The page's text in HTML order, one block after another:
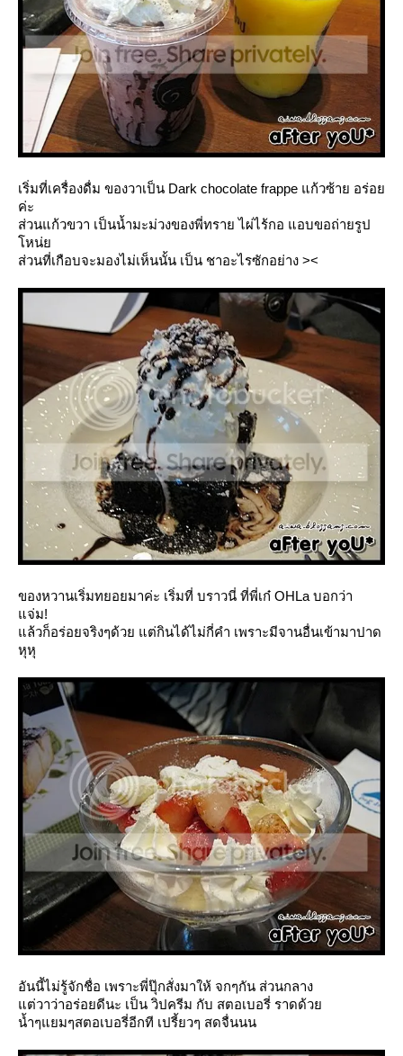
เริ่มที่เครื่องดื่ม ของวาเป็น Dark chocolate frappe แก้วซ้าย อร่อ
ค่ะ
ส่วนแก้วขวา เป็นน้ำมะม่วงของพี่ทราย ไผ่ไร้กอ แอบขอถ่ายรูป
หน่
ส่วนที่เกือบจะมองไม่เห็นนั้น เป็น ชาอะไรซักอย่าง ><
ของหวานเริ่มทยอยมาค่ะ เริ่มที่ บราวนี่ ที่พี่เก๋ OHLa บอกว่า
จ่ม!
ล้วก็อร่อยจริงๆด้วย แต่กินได้ไม่กี่คำ เพราะมีจานอื่นเข้ามาปาด
หุหุ
อันนี้ไม่รู้จักชื่อ เพราะพี่ปุ๊กสั่งมาให้ จกๆกัน ส่วนกลาง
ต่วาว่าอร่อยดีนะ เป็น วิปครีม กับ สตอเบอรี่ ราดด้ว
น้ำๆแยมๆสตอเบอรี่อีกที เปรี้ยวๆ สดจื่นนน